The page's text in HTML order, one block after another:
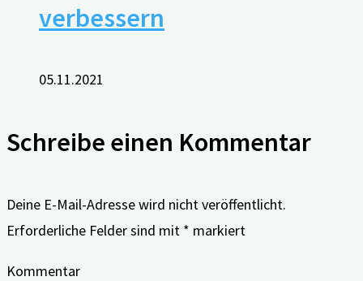
verbessern
05.11.2021
Schreibe einen Kommentar
Deine E-Mail-Adresse wird nicht veröffentlicht.
Erforderliche Felder sind mit * markiert
Kommentar